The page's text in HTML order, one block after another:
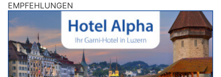
EMPFEHLUNGEN